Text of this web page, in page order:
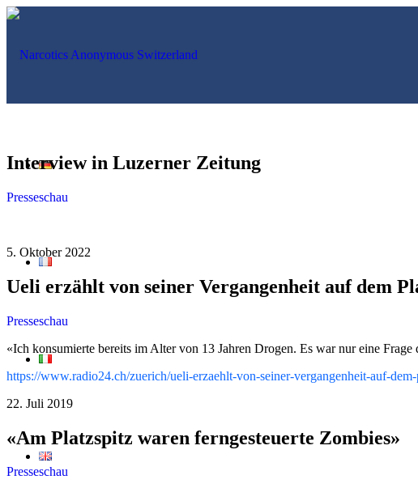
Interview in Luzerner Zeitung
Presseschau
5. Oktober 2022
Ueli erzählt von seiner Vergangenheit auf dem
Presseschau
«Ich konsumierte bereits im Alter von 13 Jahren Drogen. Es war nur eine
https://www.radio24.ch/zuerich/ueli-erzaehlt-von-seiner-vergangenheit-auf-
22. Juli 2019
«Am Platzspitz waren ferngesteuerte Zombies»
Presseschau